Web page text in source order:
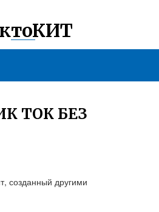
ТОК БЕЗ
созданный другими